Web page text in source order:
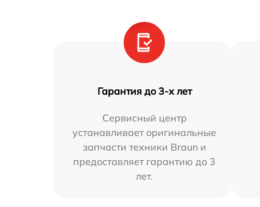
Гарантия до 3-х лет
Сервисный центр
устанавливает оригинальные
запчасти техники Braun и
предоставляет гарантию до 3
лет.